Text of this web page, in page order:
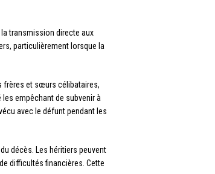
transmission directe aux
particulièrement lorsque la
frères et sœurs célibataires,
empêchant de subvenir à
avec le défunt pendant les
décès. Les héritiers peuvent
difficultés financières. Cette